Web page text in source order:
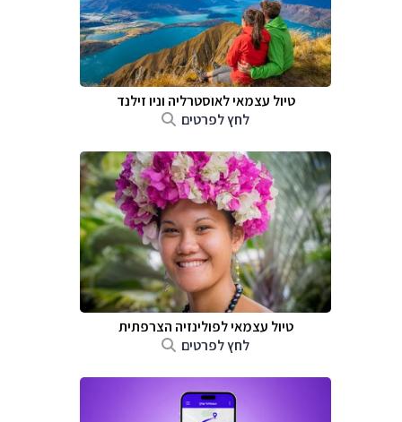
טיול עצמאי לאוסטרליה וניו זילנד
לחץ לפרטים
טיול עצמאי לפולינזיה הצרפתית
לחץ לפרטים